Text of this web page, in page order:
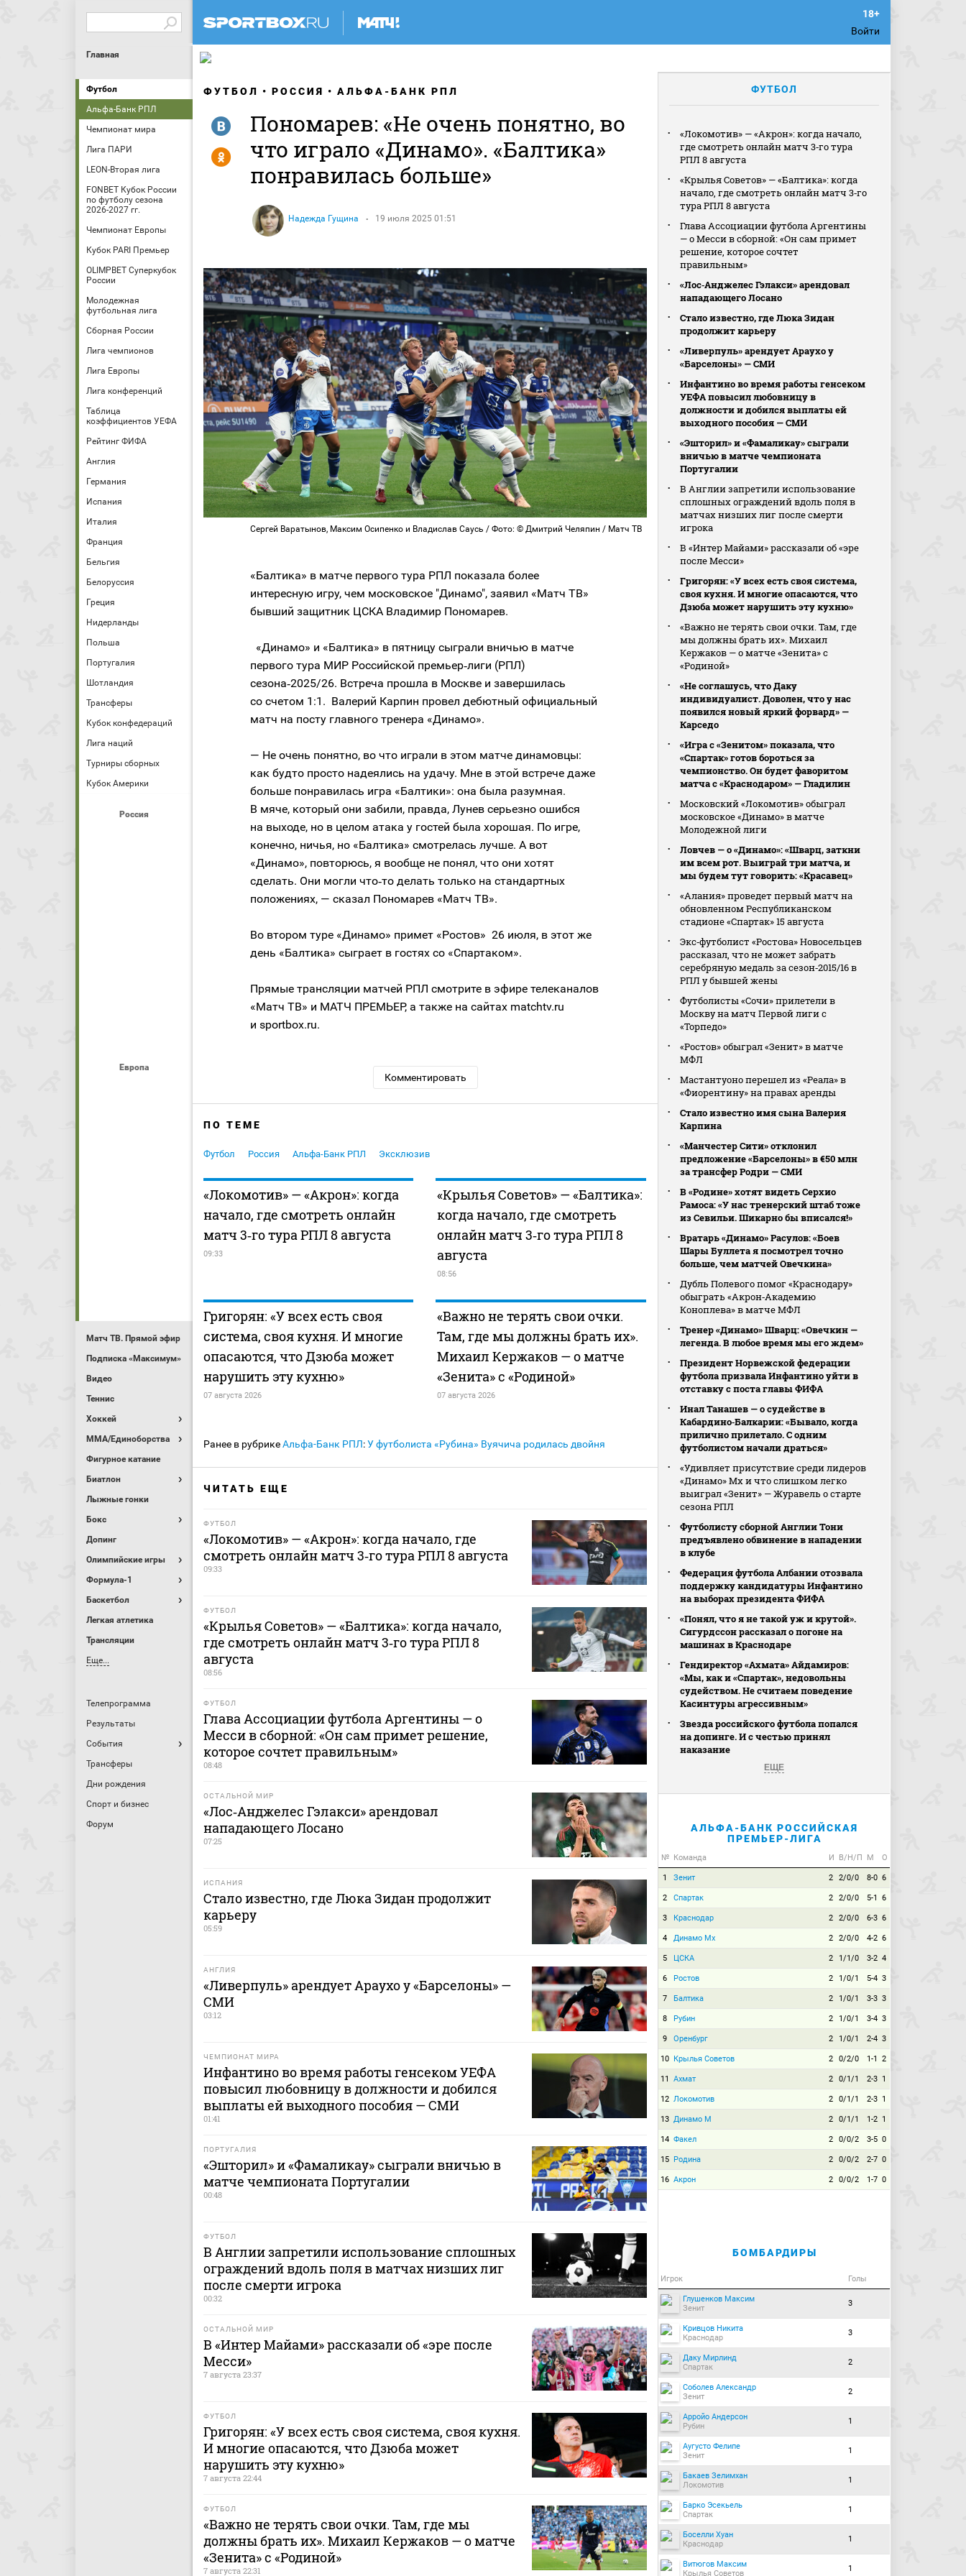
Войти
Главная
Футбол
Альфа-Банк РПЛ
Чемпионат мира
Лига ПАРИ
LEON-Вторая лига
FONBET Кубок России
по футболу сезона
2026-2027 гг.
Чемпионат Европы
Кубок PARI Премьер
OLIMPBET Суперкубок
России
Молодежная
футбольная лига
Сборная России
Лига чемпионов
Лига Европы
Лига конференций
Таблица
коэффициентов УЕФА
Рейтинг ФИФА
Англия
Германия
Испания
Италия
Франция
Бельгия
Белоруссия
Греция
Нидерланды
Польша
Португалия
Шотландия
Трансферы
Кубок конфедераций
Лига наций
Турниры сборных
Кубок Америки
Россия
Европа
Матч ТВ. Прямой эфир
Подписка «Максимум»
Видео
Теннис
Хоккей
MMA/Единоборства
Фигурное катание
Биатлон
Лыжные гонки
Бокс
Допинг
Олимпийские игры
Формула-1
Баскетбол
Легкая атлетика
Трансляции
Еще...
Телепрограмма
Результаты
События
Трансферы
Дни рождения
Спорт и бизнес
Форум
ФУТБОЛ РОССИЯ АЛЬФА-БАНК РПЛ
Пономарев: «Не очень понятно, во
что играло «Динамо». «Балтика»
понравилась больше»
Надежда Гущина 19 июля 2025 01:51
R
Y
Сергей Варатынов, Максим Осипенко и Владислав Саусь / Фото: © Дмитрий Челяпин / Матч ТВ
«Балтика» в матче первого тура РПЛ показала более
интересную игру, чем московское "Динамо", заявил «Матч ТВ»
бывший защитник ЦСКА Владимир Пономарев.
«Динамо» и «Балтика» в пятницу сыграли вничью в матче
первого тура МИР Российской премьер‑лиги (РПЛ)
сезона‑2025/26. Встреча прошла в Москве и завершилась
со счетом 1:1. Валерий Карпин провел дебютный официальный
матч на посту главного тренера «Динамо».
— Не очень понятно, во что играли в этом матче динамовцы:
как будто просто надеялись на удачу. Мне в этой встрече даже
больше понравилась игра «Балтики»: она была разумная.
В мяче, который они забили, правда, Лунев серьезно ошибся
на выходе, но в целом атака у гостей была хорошая. По игре,
конечно, ничья, но «Балтика» смотрелась лучше. А вот
«Динамо», повторюсь, я вообще не понял, что они хотят
сделать. Они могли что‑то делать только на стандартных
положениях, — сказал Пономарев «Матч ТВ».
Во втором туре «Динамо» примет «Ростов» 26 июля, в этот же
день «Балтика» сыграет в гостях со «Спартаком».
Прямые трансляции матчей РПЛ смотрите в эфире телеканалов
«Матч ТВ» и МАТЧ ПРЕМЬЕР, а также на сайтах matchtv.ru
и sportbox.ru.
Комментировать
ПО ТЕМЕ
Футбол Россия Альфа-Банк РПЛ Эксклюзив
«Локомотив» — «Акрон»: когда
начало, где смотреть онлайн
матч 3‑го тура РПЛ 8 августа
09:33
«Крылья Советов» — «Балтика»:
когда начало, где смотреть
онлайн матч 3‑го тура РПЛ 8
августа
08:56
Григорян: «У всех есть своя
система, своя кухня. И многие
опасаются, что Дзюба может
нарушить эту кухню»
07 августа 2026
«Важно не терять свои очки.
Там, где мы должны брать их».
Михаил Кержаков — о матче
«Зенита» с «Родиной»
07 августа 2026
Ранее в рубрикеАльфа-Банк РПЛ:У футболиста «Рубина» Вуячича родилась двойня
ЧИТАТЬ ЕЩЕ
ФУТБОЛ
«Локомотив» — «Акрон»: когда начало, где
смотреть онлайн матч 3‑го тура РПЛ 8 августа
09:33
ФУТБОЛ
«Крылья Советов» — «Балтика»: когда начало,
где смотреть онлайн матч 3‑го тура РПЛ 8
августа
08:56
ФУТБОЛ
Глава Ассоциации футбола Аргентины — о
Месси в сборной: «Он сам примет решение,
которое сочтет правильным»
08:48
ОСТАЛЬНОЙ МИР
«Лос‑Анджелес Гэлакси» арендовал
нападающего Лосано
07:25
ИСПАНИЯ
Стало известно, где Люка Зидан продолжит
карьеру
05:59
АНГЛИЯ
«Ливерпуль» арендует Араухо у «Барселоны» —
СМИ
03:12
ЧЕМПИОНАТ МИРА
Инфантино во время работы генсеком УЕФА
повысил любовницу в должности и добился
выплаты ей выходного пособия — СМИ
01:41
ПОРТУГАЛИЯ
«Эшторил» и «Фамаликау» сыграли вничью в
матче чемпионата Португалии
00:48
ФУТБОЛ
В Англии запретили использование сплошных
ограждений вдоль поля в матчах низших лиг
после смерти игрока
00:32
ОСТАЛЬНОЙ МИР
В «Интер Майами» рассказали об «эре после
Месси»
7 августа 23:37
ФУТБОЛ
Григорян: «У всех есть своя система, своя кухня.
И многие опасаются, что Дзюба может
нарушить эту кухню»
7 августа 22:44
ФУТБОЛ
«Важно не терять свои очки. Там, где мы
должны брать их». Михаил Кержаков — о матче
«Зенита» с «Родиной»
7 августа 22:31
ФУТБОЛ
«Локомотив» — «Акрон»: когда начало,
где смотреть онлайн матч 3‑го тура
РПЛ 8 августа
«Крылья Советов» — «Балтика»: когда
начало, где смотреть онлайн матч 3‑го
тура РПЛ 8 августа
Глава Ассоциации футбола Аргентины
— о Месси в сборной: «Он сам примет
решение, которое сочтет
правильным»
«Лос‑Анджелес Гэлакси» арендовал
нападающего Лосано
Стало известно, где Люка Зидан
продолжит карьеру
«Ливерпуль» арендует Араухо у
«Барселоны» — СМИ
Инфантино во время работы генсеком
УЕФА повысил любовницу в
должности и добился выплаты ей
выходного пособия — СМИ
«Эшторил» и «Фамаликау» сыграли
вничью в матче чемпионата
Португалии
В Англии запретили использование
сплошных ограждений вдоль поля в
матчах низших лиг после смерти
игрока
В «Интер Майами» рассказали об «эре
после Месси»
Григорян: «У всех есть своя система,
своя кухня. И многие опасаются, что
Дзюба может нарушить эту кухню»
«Важно не терять свои очки. Там, где
мы должны брать их». Михаил
Кержаков — о матче «Зенита» с
«Родиной»
«Не соглашусь, что Даку
индивидуалист. Доволен, что у нас
появился новый яркий форвард» —
Карседо
«Игра с «Зенитом» показала, что
«Спартак» готов бороться за
чемпионство. Он будет фаворитом
матча с «Краснодаром» — Гладилин
Московский «Локомотив» обыграл
московское «Динамо» в матче
Молодежной лиги
Ловчев — о «Динамо»: «Шварц, заткни
им всем рот. Выиграй три матча, и
мы будем тут говорить: «Красавец»
«Алания» проведет первый матч на
обновленном Республиканском
стадионе «Спартак» 15 августа
Экс‑футболист «Ростова» Новосельцев
рассказал, что не может забрать
серебряную медаль за сезон‑2015/16 в
РПЛ у бывшей жены
Футболисты «Сочи» прилетели в
Москву на матч Первой лиги с
«Торпедо»
«Ростов» обыграл «Зенит» в матче
МФЛ
Мастантуоно перешел из «Реала» в
«Фиорентину» на правах аренды
Стало известно имя сына Валерия
Карпина
«Манчестер Сити» отклонил
предложение «Барселоны» в €50 млн
за трансфер Родри — СМИ
В «Родине» хотят видеть Серхио
Рамоса: «У нас тренерский штаб тоже
из Севильи. Шикарно бы вписался!»
Вратарь «Динамо» Расулов: «Боев
Шары Буллета я посмотрел точно
больше, чем матчей Овечкина»
Дубль Полевого помог «Краснодару»
обыграть «Акрон‑Академию
Коноплева» в матче МФЛ
Тренер «Динамо» Шварц: «Овечкин —
легенда. В любое время мы его ждем»
Президент Норвежской федерации
футбола призвала Инфантино уйти в
отставку с поста главы ФИФА
Инал Танашев — о судействе в
Кабардино‑Балкарии: «Бывало, когда
прилично прилетало. С одним
футболистом начали драться»
«Удивляет присутствие среди лидеров
«Динамо» Мх и что слишком легко
выиграл «Зенит» — Журавель о старте
сезона РПЛ
Футболисту сборной Англии Тони
предъявлено обвинение в нападении
в клубе
Федерация футбола Албании отозвала
поддержку кандидатуры Инфантино
на выборах президента ФИФА
«Понял, что я не такой уж и крутой».
Сигурдссон рассказал о погоне на
машинах в Краснодаре
Гендиректор «Ахмата» Айдамиров:
«Мы, как и «Спартак», недовольны
судейством. Не считаем поведение
Касинтуры агрессивным»
Звезда российского футбола попался
на допинге. И с честью принял
наказание
ЕЩЕ
АЛЬФА-БАНК РОССИЙСКАЯ
ПРЕМЬЕР-ЛИГА
№ Команда И В/Н/П М О
1 Зенит 2 2/0/0 8-0 6
2 Спартак 2 2/0/0 5-1 6
3 Краснодар 2 2/0/0 6-3 6
4 Динамо Мх 2 2/0/0 4-2 6
5 ЦСКА 2 1/1/0 3-2 4
6 Ростов 2 1/0/1 5-4 3
7 Балтика 2 1/0/1 3-3 3
8 Рубин 2 1/0/1 3-4 3
9 Оренбург 2 1/0/1 2-4 3
10 Крылья Советов 2 0/2/0 1-1 2
11 Ахмат 2 0/1/1 2-3 1
12 Локомотив 2 0/1/1 2-3 1
13 Динамо М 2 0/1/1 1-2 1
14 Факел 2 0/0/2 3-5 0
15 Родина 2 0/0/2 2-7 0
16 Акрон 2 0/0/2 1-7 0
БОМБАРДИРЫ
Игрок Голы
Глушенков Максим
Зенит
3
Кривцов Никита
Краснодар
3
Даку Мирлинд
Спартак
2
Соболев Александр
Зенит
2
Арройо Андерсон
Рубин
1
Аугусто Фелипе
Зенит
1
Бакаев Зелимхан
Локомотив
1
Барко Эсекьель
Спартак
1
Боселли Хуан
Краснодар
1
Витюгов Максим
Крылья Советов
1